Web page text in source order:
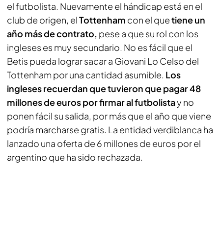
el futbolista. Nuevamente el hándicap está en el
club de origen, elTottenham con el quetiene un
año más de contrato, pese a que su rol con los
ingleses es muy secundario. No es fácil que el
Betis pueda lograr sacar a Giovani Lo Celso del
Tottenham por una cantidad asumible. Los
ingleses recuerdan que tuvieron que pagar 48
millones de euros por firmar al futbolistay no
ponen fácil su salida, por más que el año que viene
podría marcharse gratis. La entidad verdiblanca ha
lanzado una oferta de 6 millones de euros por el
argentino que ha sido rechazada.